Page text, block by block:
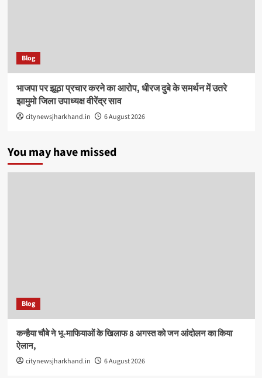
Blog
भाजपा पर झूठा प्रचार करने का आरोप, धीरज दुबे के समर्थन में उतरे
झामुमो जिला उपाध्यक्ष वीरेंद्र साव
citynewsjharkhand.in 6 August 2026
You may have missed
Blog
कन्हैया चौबे ने भू-माफियाओं के खिलाफ 8 अगस्त को जन आंदोलन का किया
ऐलान,
citynewsjharkhand.in 6 August 2026